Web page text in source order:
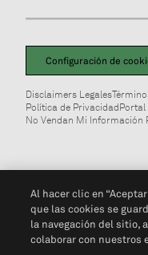
Configuración de
Disclaimers Legales
Política de PrivacidadPortal
No Vendan Mi Información
Al hacer clic en
que las cookies se
la navegación del sitio,
colaborar con nuestros